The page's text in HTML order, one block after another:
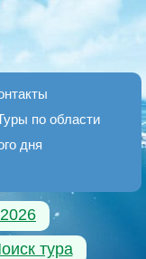
по области
дня
тура